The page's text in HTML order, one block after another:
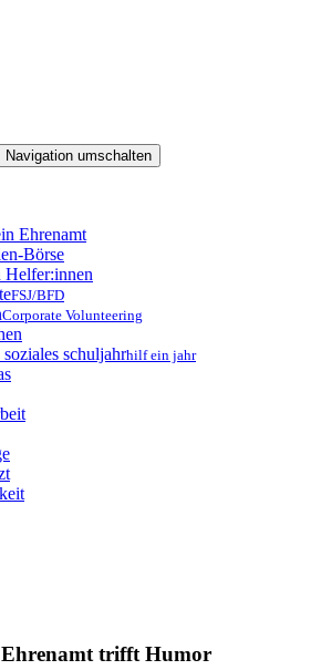
Navigation umschalten
Ehrenamt
Börse
Helfer:innen
FSJ/BFD
Corporate Volunteering
schuljahrhilf ein jahr
Ehrenamt trifft Humor